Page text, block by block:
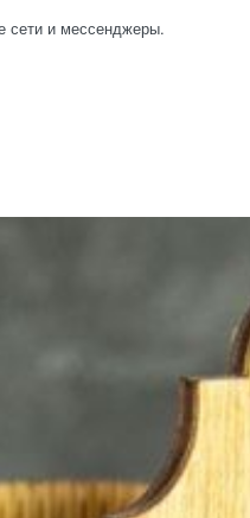
сети и мессенджеры.